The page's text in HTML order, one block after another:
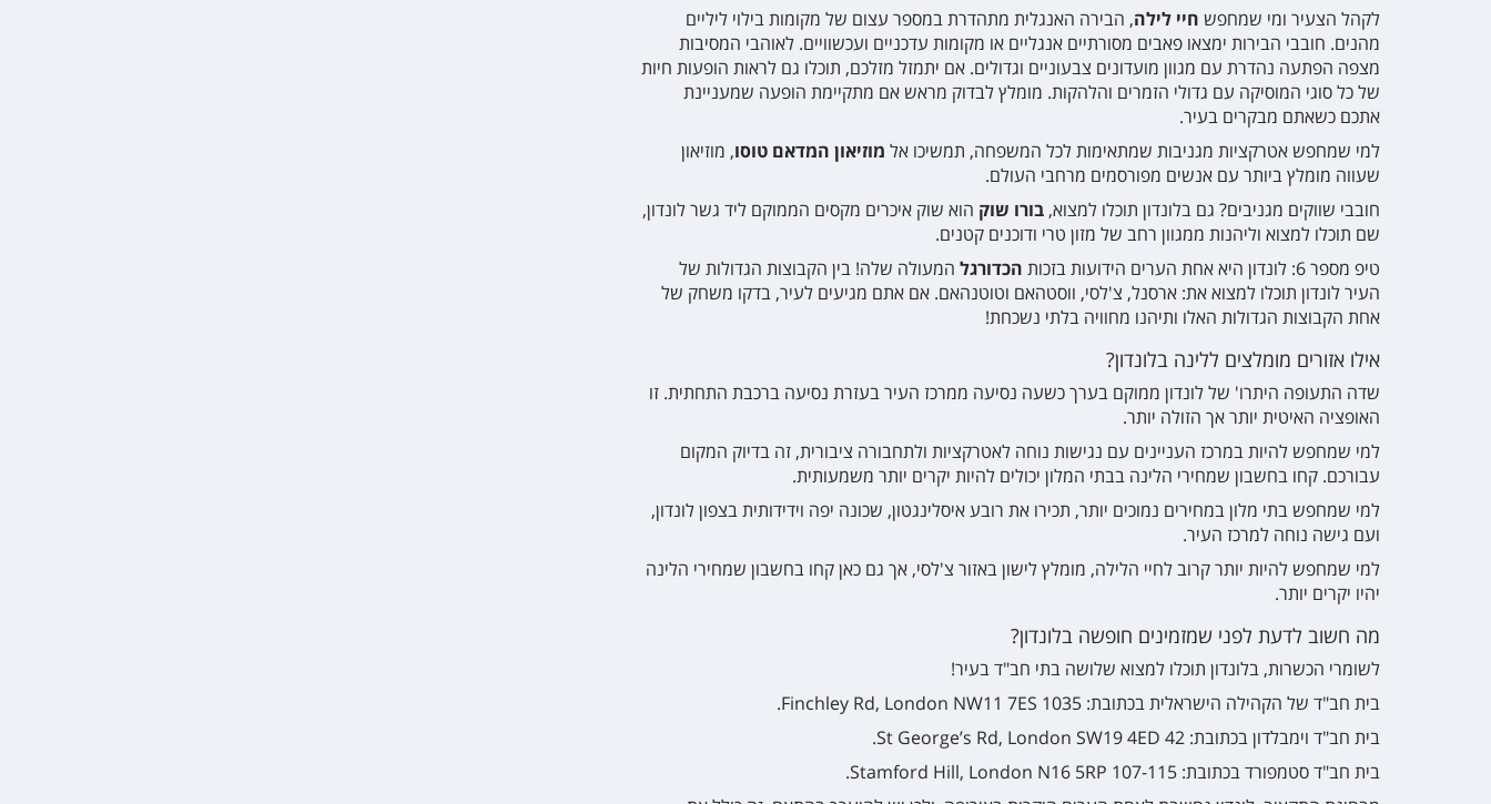
לקהל הצעיר ומי שמחפש חיי לילה, הבירה האנגלית מתהדרת במספר עצום של מקומות בילוי ליליים
מהנים. חובבי הבירות ימצאו פאבים מסורתיים אנגליים או מקומות עדכניים ועכשוויים. לאוהבי המסיבות
מצפה הפתעה נהדרת עם מגוון מועדונים צבעוניים וגדולים. אם יתמזל מזלכם, תוכלו גם לראות הופעות חיות
של כל סוגי המוסיקה עם גדולי הזמרים והלהקות. מומלץ לבדוק מראש אם מתקיימת הופעה שמעניינת
אתכם כשאתם מבקרים בעיר.
למי שמחפש אטרקציות מגניבות שמתאימות לכל המשפחה, תמשיכו אל מוזיאון המדאם טוסו, מוזיאון
שעווה מומלץ ביותר עם אנשים מפורסמים מרחבי העולם.
חובבי שווקים מגניבים? גם בלונדון תוכלו למצוא, בורו שוק הוא שוק איכרים מקסים הממוקם ליד גשר לונדון,
שם תוכלו למצוא וליהנות ממגוון רחב של מזון טרי ודוכנים קטנים.
טיפ מספר 6: לונדון היא אחת הערים הידועות בזכות
הכדורגל המעולה שלה! בין הקבוצות הגדולות של
העיר לונדון תוכלו למצוא את: ארסנל, צ'לסי, ווסטהאם וטוטנהאם. אם אתם מגיעים לעיר, בדקו משחק של
אחת הקבוצות הגדולות האלו ותיהנו מחוויה בלתי נשכחת!
אילו אזורים מומלצים ללינה בלונדון?
שדה התעופה היתרו' של לונדון ממוקם בערך כשעה נסיעה ממרכז העיר בעזרת נסיעה ברכבת התחתית. זו
האופציה האיטית יותר אך הזולה יותר.
למי שמחפש להיות במרכז העניינים עם נגישות נוחה לאטרקציות ולתחבורה ציבורית, זה בדיוק המקום
עבורכם. קחו בחשבון שמחירי הלינה בבתי המלון יכולים להיות יקרים יותר משמעותית.
למי שמחפש בתי מלון במחירים נמוכים יותר, תכירו את רובע איסלינגטון, שכונה יפה וידידותית בצפון לונדון,
ועם גישה נוחה למרכז העיר.
למי שמחפש להיות יותר קרוב לחיי הלילה, מומלץ לישון באזור צ'לסי, אך גם כאן קחו בחשבון שמחירי הלינה
יהיו יקרים יותר.
מה חשוב לדעת לפני שמזמינים חופשה בלונדון?
לשומרי הכשרות, בלונדון תוכלו למצוא שלושה בתי חב"ד בעיר!
בית חב"ד של הקהילה הישראלית בכתובת: 1035 Finchley Rd, London NW11 7ES.
בית חב"ד וימבלדון בכתובת: 42 St George’s Rd, London SW19 4ED.
בית חב"ד סטמפורד בכתובת: 107-115 Stamford Hill, London N16 5RP.